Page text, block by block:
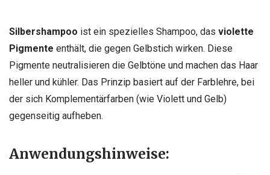
Silbershampoo ist ein spezielles Shampoo, das violette
Pigmente enthält, die gegen Gelbstich wirken. Diese
Pigmente neutralisieren die Gelbtöne und machen das Haar
heller und kühler. Das Prinzip basiert auf der Farblehre, bei
der sich Komplementärfarben (wie Violett und Gelb)
gegenseitig aufheben.
Anwendungshinweise: